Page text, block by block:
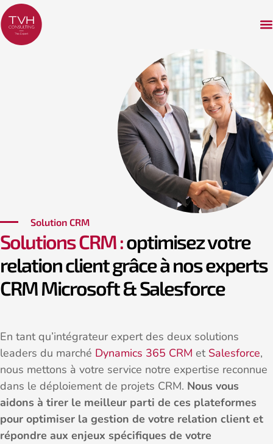
Solution CRM
Solutions CRM :optimisez votre
relation client grâce à nos experts
CRM Microsoft & Salesforce
En tant qu’intégrateur expert des deux solutions
leaders du marché Dynamics 365 CRM et Salesforce,
nous mettons à votre service notre expertise reconnue
dans le déploiement de projets CRM. Nous vous
aidons à tirer le meilleur parti de ces plateformes
pour optimiser la gestion de votre relation client et
répondre aux enjeux spécifiques de votre